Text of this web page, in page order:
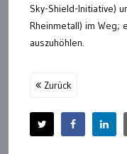
Sky-Shield-Initiative)
Rheinmetall) im Weg;
auszuhöhlen.
Zurück